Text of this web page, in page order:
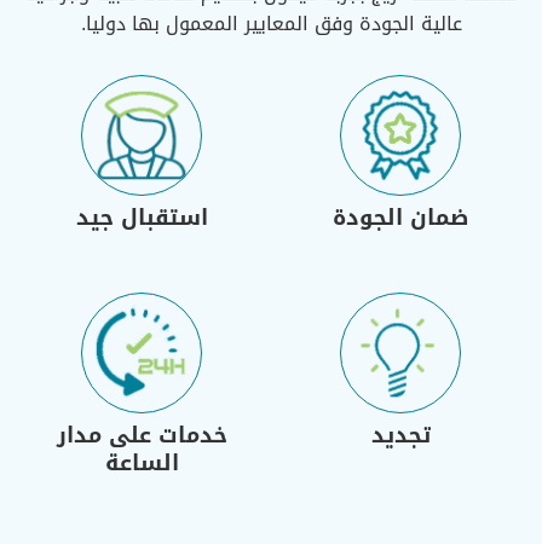
عالية الجودة وفق المعايير المعمول بها دوليا.
ضمان الجودة استقبال جيد
تجديد خدمات على مدار
الساعة